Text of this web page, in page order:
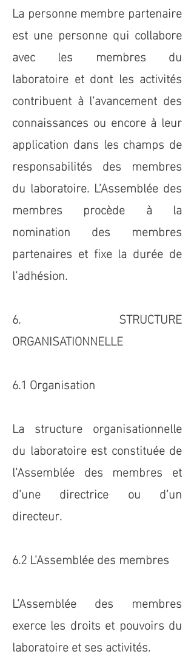
La personne membre partenaire
est une personne qui collabore
avec les membres du
laboratoire et dont les activités
contribuent à l’avancement des
connaissances ou encore à leur
application dans les champs de
responsabilités des membres
du laboratoire. L’Assemblée des
membres procède à la
nomination des membres
partenaires et fixe la durée de
l’adhésion.
6. STRUCTURE
ORGANISATIONNELLE
6.1 Organisation
La structure organisationnelle
du laboratoire est constituée de
l’Assemblée des membres et
d’une directrice ou d’un
directeur.
6.2 L’Assemblée des membres
L’Assemblée des membres
exerce les droits et pouvoirs du
laboratoire et ses activités.